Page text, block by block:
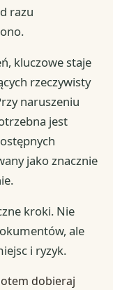
razu
kluczowe staje
rzeczywisty
naruszeniu
jest
jako znacznie
kroki. Nie
ale
i ryzyk.
dobieraj